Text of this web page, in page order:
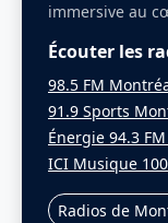
immersive au
Écouter les
98.5 FM
91.9 Sports
Énergie 94.3
ICI Musique
Radios de